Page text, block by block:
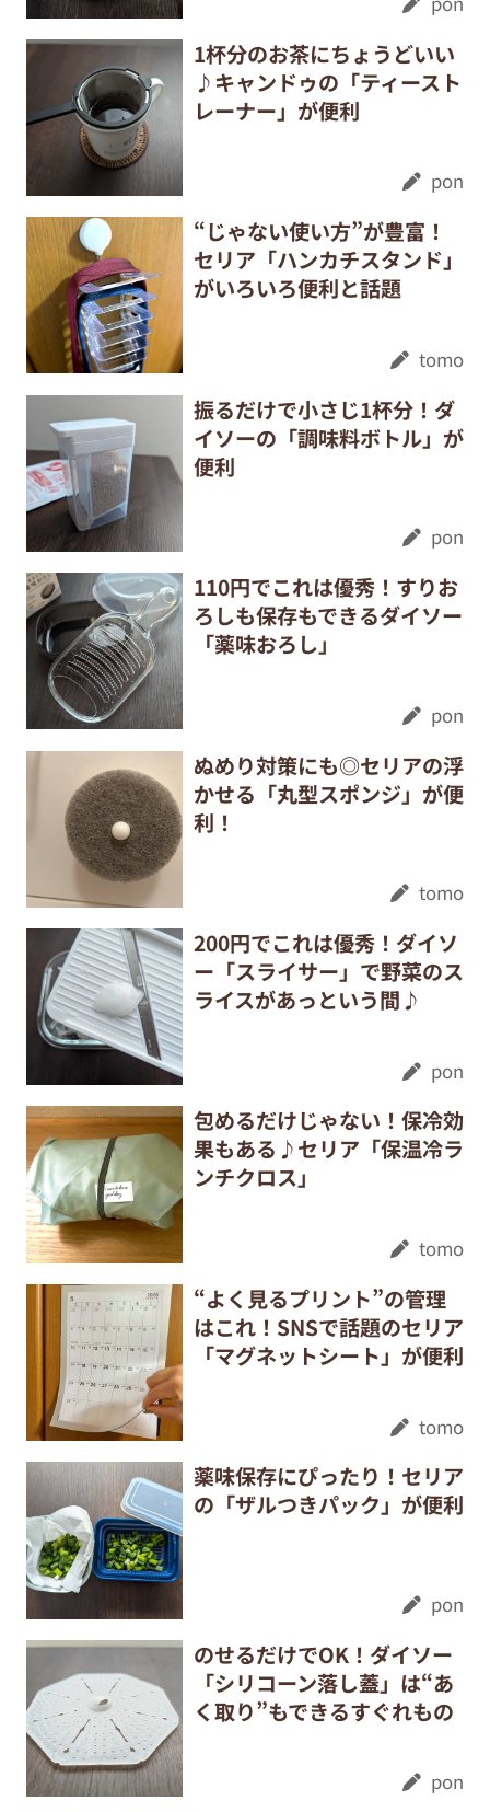
1杯分のお茶にちょうどいい
♪キャンドゥの「ティースト
レーナー」が便利
pon
“じゃない使い方”が豊富！
セリア「ハンカチスタンド」
がいろいろ便利と話題
tomo
振るだけで小さじ1杯分！ダ
イソーの「調味料ボトル」が
便利
pon
110円でこれは優秀！すりお
ろしも保存もできるダイソー
「薬味おろし」
pon
ぬめり対策にも◎セリアの浮
かせる「丸型スポンジ」が便
利！
tomo
200円でこれは優秀！ダイソ
ー「スライサー」で野菜のス
ライスがあっという間♪
pon
包めるだけじゃない！保冷効
果もある♪セリア「保温冷ラ
ンチクロス」
tomo
“よく見るプリント”の管理
はこれ！SNSで話題のセリア
「マグネットシート」が便利
tomo
薬味保存にぴったり！セリア
の「ザルつきパック」が便利
pon
のせるだけでOK！ダイソー
「シリコーン落し蓋」は“あ
く取り”もできるすぐれもの
pon